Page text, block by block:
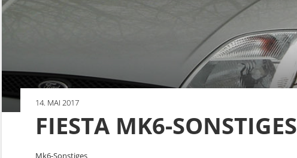
14. MAI 2017
FIESTA MK6-SONSTIGES
Mk6-Sonstiges